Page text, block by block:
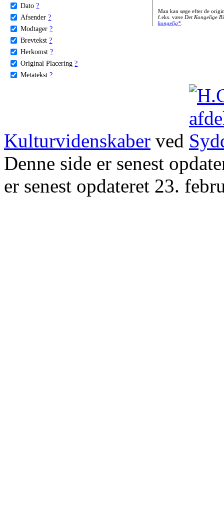
Dato ?
Afsender ?
Modtager ?
Brevtekst ?
Herkomst ?
Original Placering ?
Metatekst ?
Man kan søge efter de
f.eks. være Det Kongelige
kongelig*.
Kulturvidenskaber ved
Denne side er senest
er senest opdateret 23.